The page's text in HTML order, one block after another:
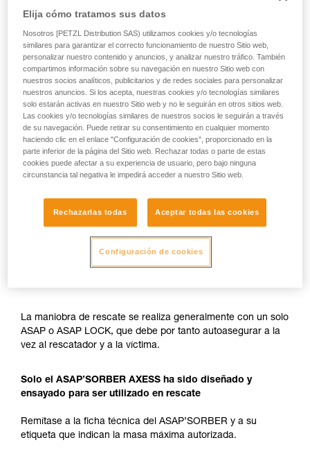
La maniobra de rescate se realiza generalmente con un solo
ASAP o ASAP LOCK, que debe por tanto autoasegurar a la
vez al rescatador y a la víctima.
Solo el ASAP’SORBER AXESS ha sido diseñado y
ensayado para ser utilizado en rescate
Remítase a la ficha técnica del ASAP’SORBER y a su
etiqueta que indican la masa máxima autorizada.
Elija cómo tratamos sus datos
Nosotros [PETZL Distribution SAS) utilizamos cookies y/o tecnologías
similares para garantizar el correcto funcionamiento de nuestro Sitio web,
personalizar nuestro contenido y anuncios, y analizar nuestro tráfico. También
compartimos información sobre su navegación en nuestro Sitio web con
nuestros socios analíticos, publicitarios y de redes sociales para personalizar
nuestros anuncios. Si los acepta, nuestras cookies y/o tecnologías similares
solo estarán activas en nuestro Sitio web y no le seguirán en otros sitios web.
Las cookies y/o tecnologías similares de nuestros socios le seguirán a través
de su navegación. Puede retirar su consentimiento en cualquier momento
haciendo clic en el enlace "Configuración de cookies", proporcionado en la
parte inferior de la página del Sitio web. Rechazar todas o parte de estas
cookies puede afectar a su experiencia de usuario, pero bajo ninguna
circunstancia tal negativa le impedirá acceder a nuestro Sitio web.
Rechazarlas todas Aceptar todas las cookies
Configuración de cookies